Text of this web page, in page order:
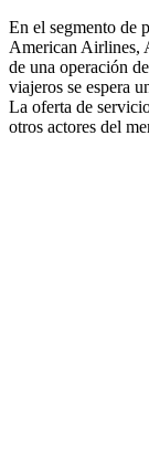
En el segmento de
American Airlines,
de una operación
viajeros se espera
La oferta de
otros actores del